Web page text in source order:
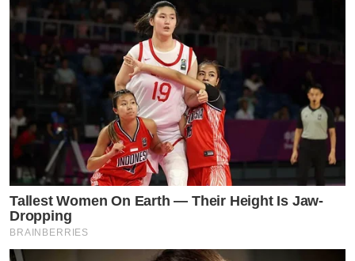
Tallest Women On Earth — Their Height Is Jaw-
Dropping
BRAINBERRIES